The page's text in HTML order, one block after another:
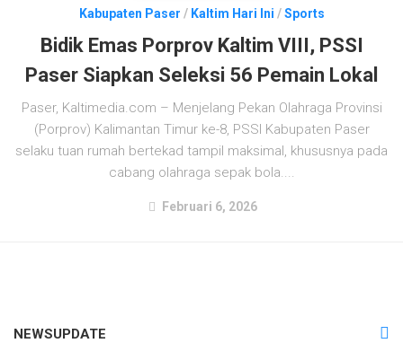
Kabupaten Paser / Kaltim Hari Ini /Sports
Bidik Emas Porprov Kaltim VIII, PSSI
Paser Siapkan Seleksi 56 Pemain Lokal
Paser, Kaltimedia.com – Menjelang Pekan Olahraga Provinsi
(Porprov) Kalimantan Timur ke-8, PSSI Kabupaten Paser
selaku tuan rumah bertekad tampil maksimal, khususnya pada
cabang olahraga sepak bola....
Februari 6, 2026
NEWSUPDATE